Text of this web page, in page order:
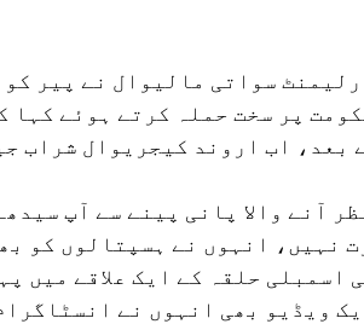
سواتی مالیوال نے پیر
پر سخت حملہ کرتے ہوئے کہا
بعد، اب اروند کیجریوال شراب
آنے والا پانی پینے سے آپ
نہیں، انہوں نے ہسپتالوں کو
اسمبلی حلقہ کے ایک علاقے میں
ویڈیو بھی انہوں نے